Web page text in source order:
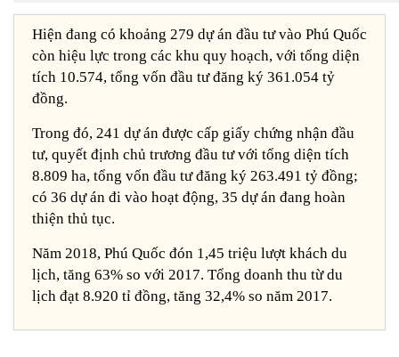
Hiện đang có khoảng 279 dự án đầu tư vào Phú Quốc
còn hiệu lực trong các khu quy hoạch, với tổng diện
tích 10.574, tổng vốn đầu tư đăng ký 361.054 tỷ
đồng.
Trong đó, 241 dự án được cấp giấy chứng nhận đầu
tư, quyết định chủ trương đầu tư với tổng diện tích
8.809 ha, tổng vốn đầu tư đăng ký 263.491 tỷ đồng;
có 36 dự án đi vào hoạt động, 35 dự án đang hoàn
thiện thủ tục.
Năm 2018, Phú Quốc đón 1,45 triệu lượt khách du
lịch, tăng 63% so với 2017. Tổng doanh thu từ du
lịch đạt 8.920 tỉ đồng, tăng 32,4% so năm 2017.